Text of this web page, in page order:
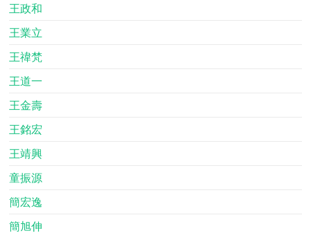
王政和
王業立
王禕梵
王道一
王金壽
王銘宏
王靖興
童振源
簡宏逸
簡旭伸